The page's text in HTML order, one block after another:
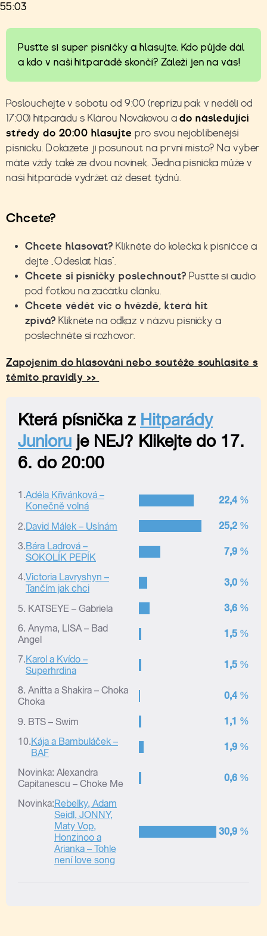
55:03
Pusťte si super písničky a hlasujte. Kdo půjde dál
a kdo v naší hitparádě skončí? Záleží jen na vás!
Poslouchejte v sobotu od 9:00 (reprízu pak v neděli od
17:00) hitparádu s Klárou Novákovou ado následující
středy do 20:00 hlasujte pro svou nejoblíbenější
písničku. Dokážete ji posunout na první místo? Na výběr
máte vždy také ze dvou novinek. Jedna písnička může v
naší hitparádě vydržet až deset týdnů.
Chcete?
Chcete hlasovat? Klikněte do kolečka k písničce a
dejte „Odeslat hlas“.
Chcete si písničky poslechnout? Pusťte si audio
pod fotkou na začátku článku.
Chcete vědět víc o hvězdě, která hit
zpívá? Klikněte na odkaz v názvu písničky a
poslechněte si rozhovor.
Zapojením do hlasování nebo soutěže souhlasíte s
těmito pravidly >>